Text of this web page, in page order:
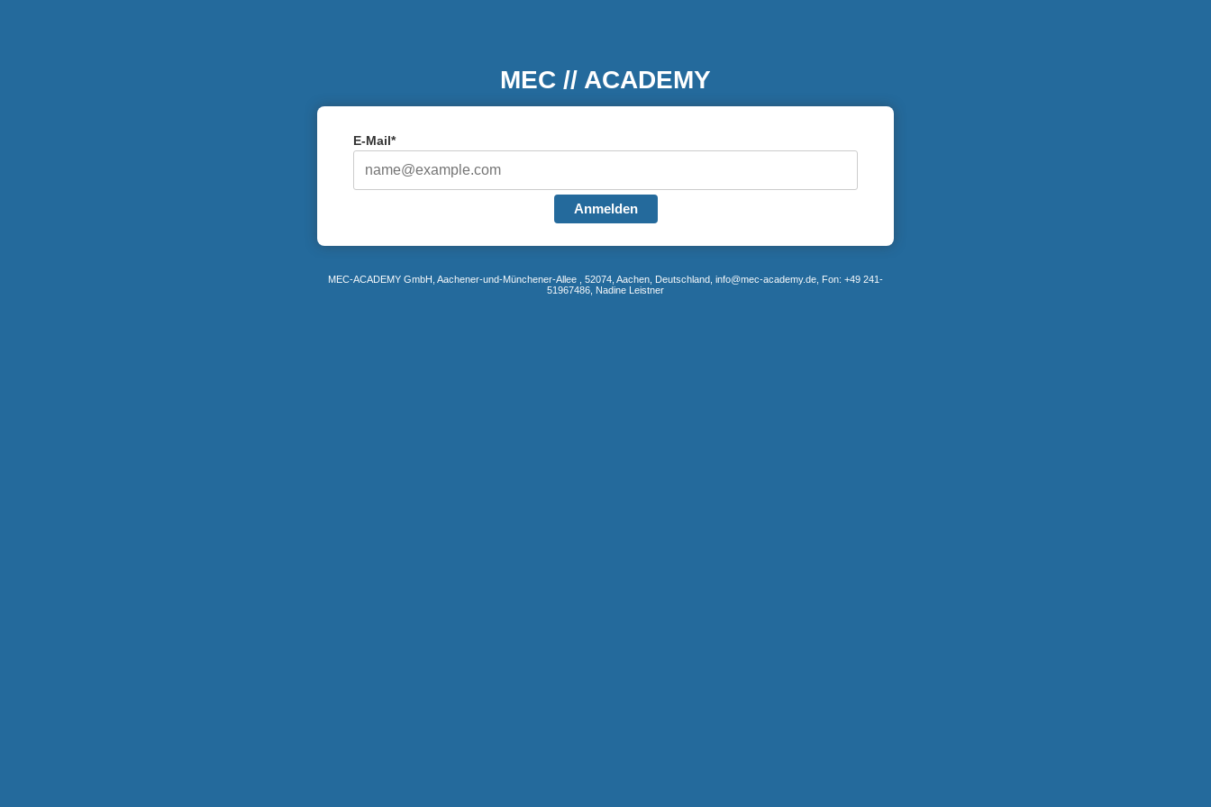
MEC // ACADEMY
E-Mail*
Anmelden
MEC-ACADEMY GmbH, Aachener-und-Münchener-Allee
, 52074, Aachen, Deutschland, info@mec-academy.de, Fon: +49 241-
51967486, Nadine Leistner